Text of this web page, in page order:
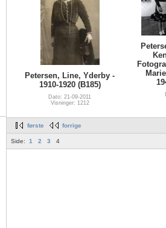
Petersen, Line, Yderby -
1910-1920 (B185)
Dato: 21-09-2011
Visninger: 1212
første forrige
Side: 1 2 3 4